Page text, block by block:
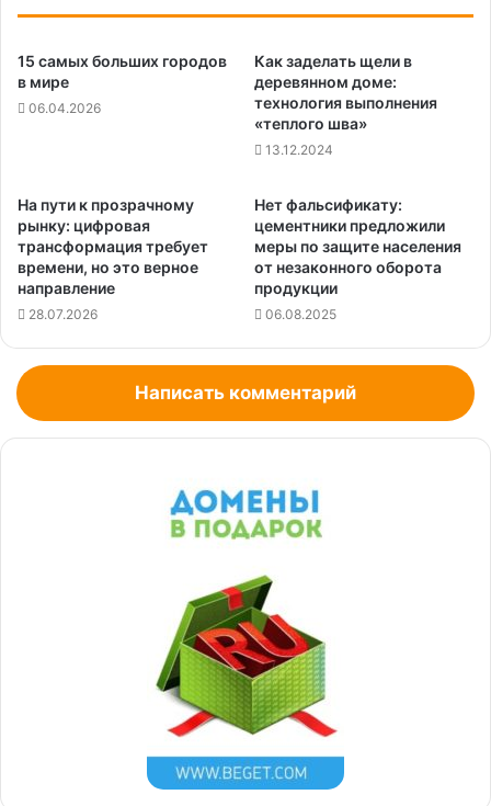
15 самых больших городов
в мире
06.04.2026
Как заделать щели в
деревянном доме:
технология выполнения
«теплого шва»
13.12.2024
На пути к прозрачному
рынку: цифровая
трансформация требует
времени, но это верное
направление
28.07.2026
Нет фальсификату:
цементники предложили
меры по защите населения
от незаконного оборота
продукции
06.08.2025
Написать комментарий